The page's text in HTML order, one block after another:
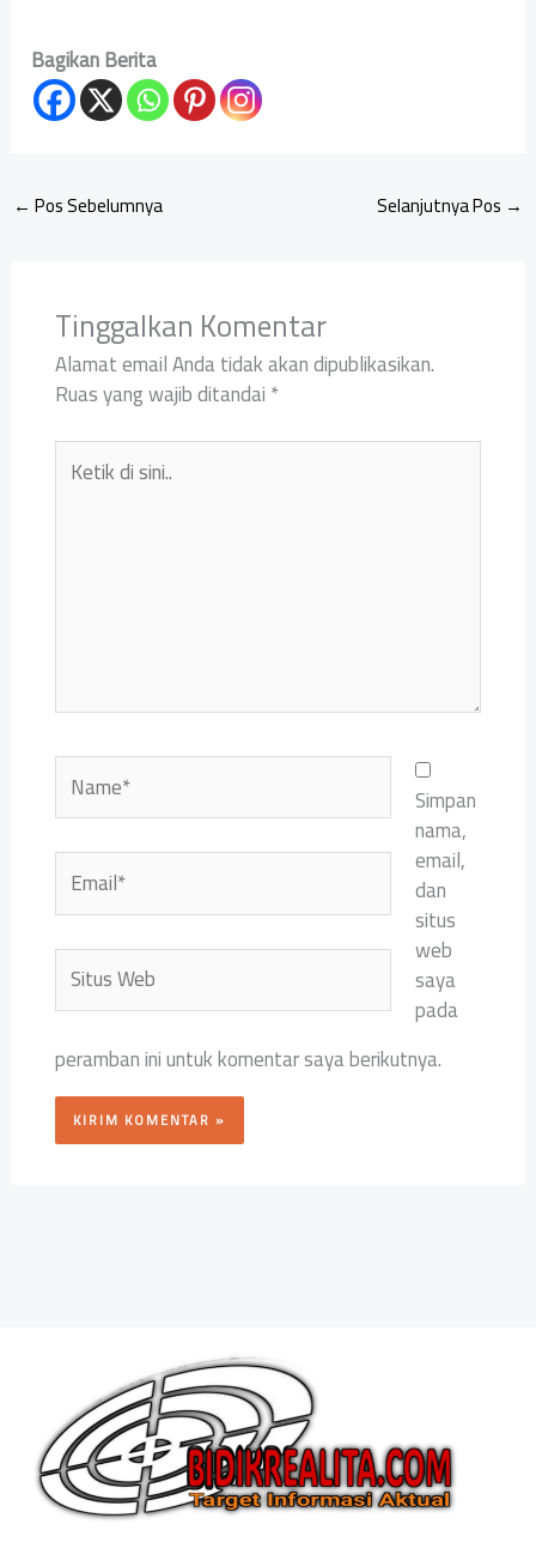
Bagikan Berita
← Pos Sebelumnya Selanjutnya Pos →
Tinggalkan Komentar
Alamat email Anda tidak akan dipublikasikan.
Ruas yang wajib ditandai*
Ketik
Name*
Email*
Situs
Web
Simpan
nama,
email,
dan
situs
web
saya
pada
peramban ini untuk komentar saya berikutnya.